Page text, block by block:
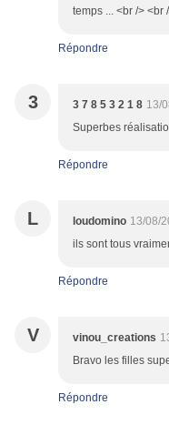
temps ... <br /> <br
Répondre
3 3 7 8 5 3 2 1 8 13/
Superbes
Répondre
L loudomino 13/08/
ils sont tous
Répondre
V vinou_creations
Bravo les filles
Répondre